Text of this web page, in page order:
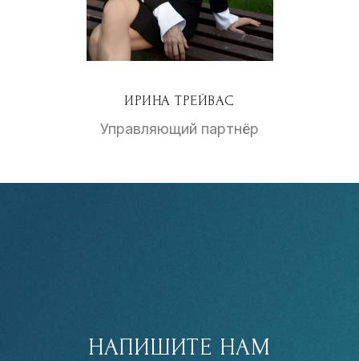
ИРИНА ТРЕЙВАС
Управляющий партнёр
НАПИШИТЕ НАМ